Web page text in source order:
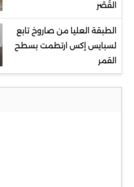
القُصّر
الطبقة العليا من صاروخ تابع
لسبايس إكس ارتطمت بسطح
القمر